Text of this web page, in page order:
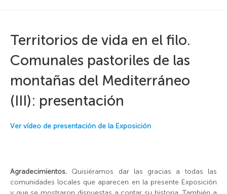
Territorios de vida en el filo.
Comunales pastoriles de las
montañas del Mediterráneo
(III): presentación
Ver vídeo de presentación de la Exposición
Agradecimientos. Quisiéramos dar las gracias a todas las
comunidades locales que aparecen en la presente Exposición